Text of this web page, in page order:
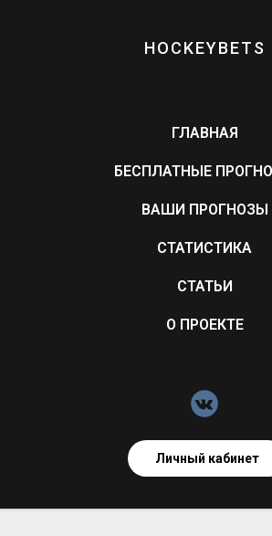
HOCKEYBETS
ГЛАВНАЯ
БЕСПЛАТНЫЕ
ВАШИ ПРОГНОЗЫ
СТАТИСТИКА
СТАТЬИ
О ПРОЕКТЕ
Личный кабинет